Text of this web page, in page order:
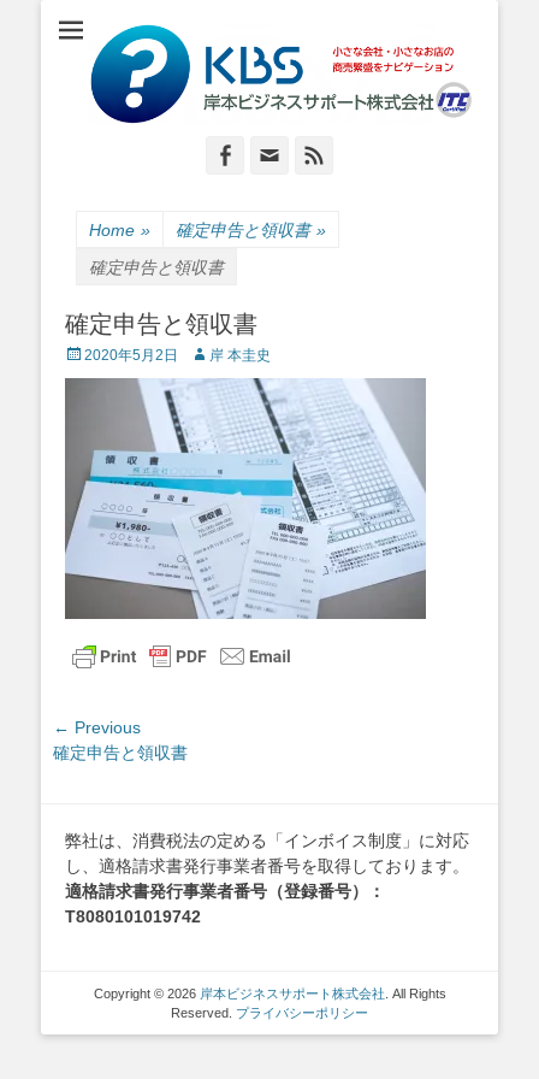
岸本ビジネスサポ
ート株式会社
小さな会社・小さなお店のIT経営をナビゲーション
Facebook
Email
Home » 確定申告と領収書 »
確定申告と領収書
確定申告と領収書
Posted
on
2020年5月2日 Author
岸 本圭史
投
稿
ゲ
ー
シ
ョ
← Previous
Previous
確定申告と領収書
弊社は、消費税法の定める「インボイス制度」に対応
し、適格請求書発行事業者番号を取得しております。
適格請求書発行事業者番号（登録番号）：
T8080101019742
Copyright © 2026 岸本ビジネスサポート株式会社 . All Rights
Reserved. プライバシーポリシー